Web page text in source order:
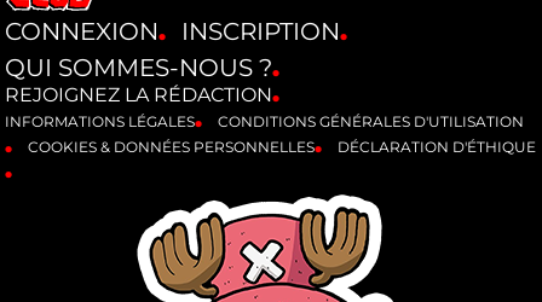
CONNEXION
INSCRIPTION
QUI SOMMES-NOUS ?
REJOIGNEZ LA RÉDACTION
INFORMATIONS LÉGALES
CONDITIONS GÉNÉRALES D'UTILISATION
COOKIES & DONNÉES PERSONNELLES
DÉCLARATION D'ÉTHIQUE